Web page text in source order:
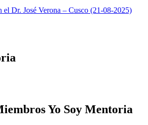
el Dr. José Verona – Cusco (21-08-2025)
Yo Soy Mentoria